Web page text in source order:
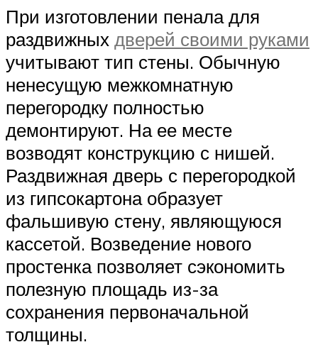
При изготовлении пенала для
раздвижных дверей своими руками
учитывают тип стены. Обычную
ненесущую межкомнатную
перегородку полностью
демонтируют. На ее месте
возводят конструкцию с нишей.
Раздвижная дверь с перегородкой
из гипсокартона образует
фальшивую стену, являющуюся
кассетой. Возведение нового
простенка позволяет сэкономить
полезную площадь из-за
сохранения первоначальной
толщины.